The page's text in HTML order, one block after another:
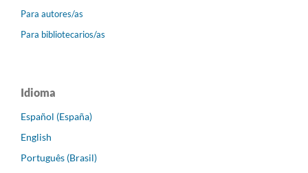
Para autores/as
Para bibliotecarios/as
Idioma
Español (España)
English
Português (Brasil)